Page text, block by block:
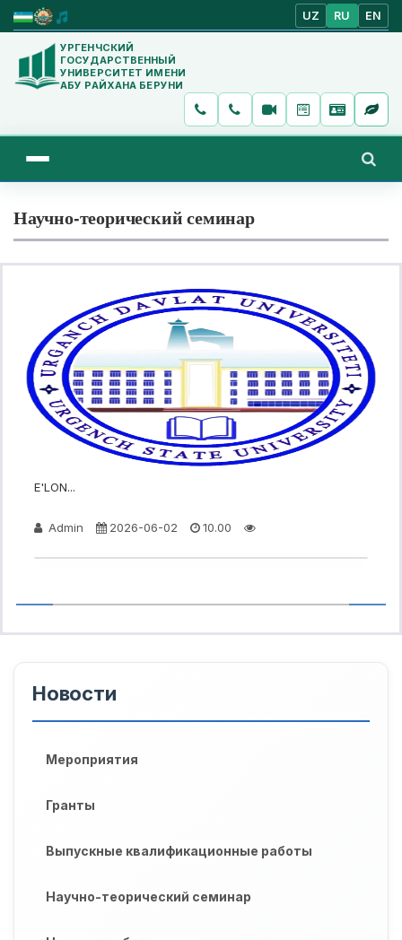
UZ RU EN
УРГЕНЧСКИЙ
ГОСУДАРСТВЕННЫЙ
УНИВЕРСИТЕТ ИМЕНИ
АБУ РАЙХАНА БЕРУНИ
Научно-теорический семинар
E'LON...
Admin 2026-06-02 10.00
Новости
Мероприятия
Гранты
Выпускные квалификационные работы
Научно-теорический семинар